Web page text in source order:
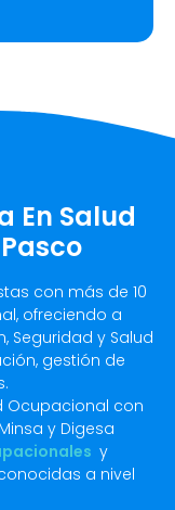
En Salud
con más de 10
ofreciendo a
Seguridad y Salud
gestión de
Ocupacional con
y Digesa
y
a nivel